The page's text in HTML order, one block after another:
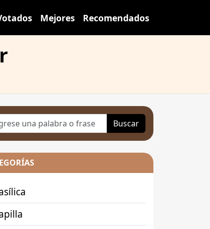
Mejores Recomendados
Buscar